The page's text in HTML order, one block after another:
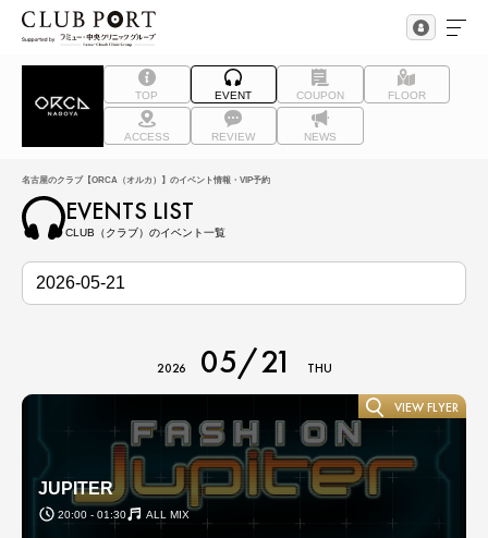
TOP EVENT COUPON FLOOR
ACCESS REVIEW NEWS
名古屋のクラブ【ORCA（オルカ）】のイベント情報・VIP予約
EVENTS LIST
CLUB（クラブ）のイベント一覧
2026 05/21 THU
JUPITER
20:00 - 01:30 ALL MIX
VIEW FLYER